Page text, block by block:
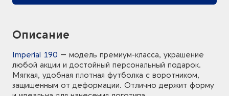
Описание
Imperial 190 — модель премиум-класса, украшение
любой акции и достойный персональный подарок.
Мягкая, удобная плотная футболка с воротником,
защищенным от деформации. Отлично держит форму